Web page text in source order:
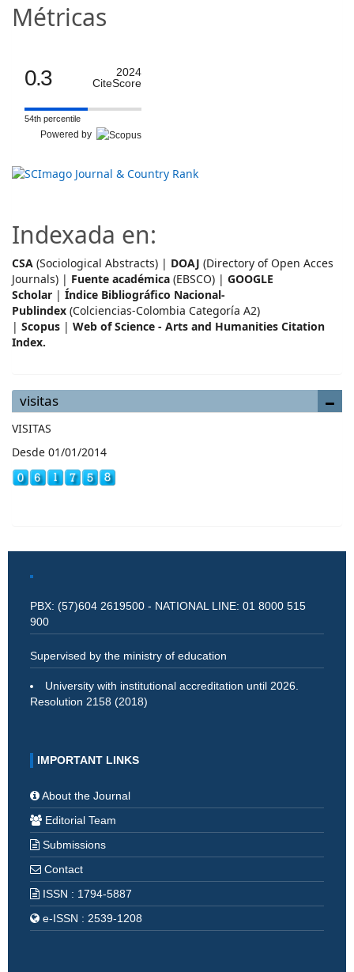
Métricas
0.3
2024
CiteScore
54th percentile
Powered by
Indexada en:
CSA (Sociological Abstracts) | DOAJ (Directory of Open Acces
Journals) | Fuente académica (EBSCO) | GOOGLE
Scholar | Índice Bibliográfico Nacional-
Publindex (Colciencias-Colombia Categoría A2)
| Scopus | Web of Science - Arts and Humanities Citation
Index.
visitas
VISITAS
Desde 01/01/2014
PBX: (57)604 2619500 - NATIONAL LINE: 01 8000 515
900
Supervised by the ministry of education
University with institutional accreditation until 2026.
Resolution 2158 (2018)
IMPORTANT LINKS
About the Journal
Editorial Team
Submissions
Contact
ISSN : 1794-5887
e-ISSN : 2539-1208